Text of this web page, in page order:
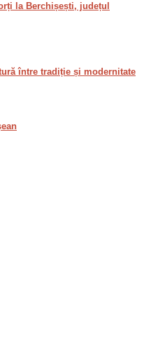
la Berchișești, județul
între tradiție și modernitate